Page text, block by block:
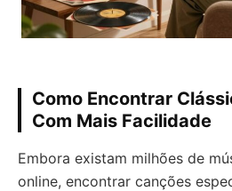
Como Encontrar
Com Mais Facilidade
Embora existam milhões de
online, encontrar canções